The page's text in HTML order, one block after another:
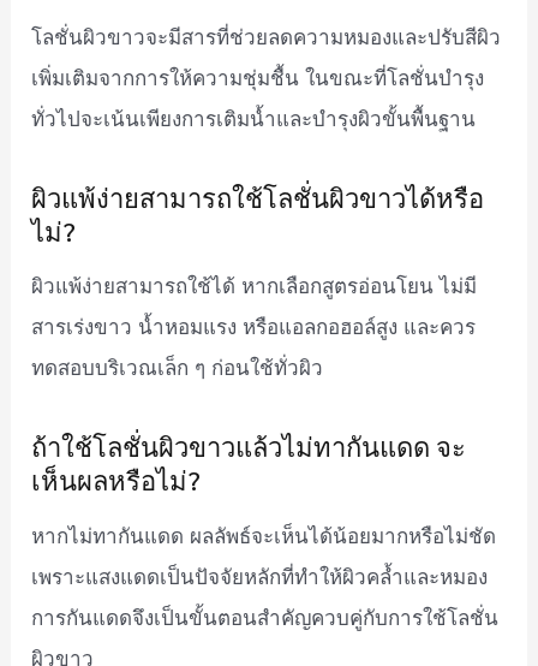
โลชั่นผิวขาวจะมีสารที่ช่วยลดความหมองและปรับสีผิว
เพิ่มเติมจากการให้ความชุ่มชื้น ในขณะที่โลชั่นบำรุง
ทั่วไปจะเน้นเพียงการเติมน้ำและบำรุงผิวขั้นพื้นฐาน
ผิวแพ้ง่ายสามารถใช้โลชั่นผิวขาวได้หรือ
ไม่?
ผิวแพ้ง่ายสามารถใช้ได้ หากเลือกสูตรอ่อนโยน ไม่มี
สารเร่งขาว น้ำหอมแรง หรือแอลกอฮอล์สูง และควร
ทดสอบบริเวณเล็ก ๆ ก่อนใช้ทั่วผิว
ถ้าใช้โลชั่นผิวขาวแล้วไม่ทากันแดด จะ
เห็นผลหรือไม่?
หากไม่ทากันแดด ผลลัพธ์จะเห็นได้น้อยมากหรือไม่ชัด
เพราะแสงแดดเป็นปัจจัยหลักที่ทำให้ผิวคล้ำและหมอง
การกันแดดจึงเป็นขั้นตอนสำคัญควบคู่กับการใช้โลชั่น
ผิวขาว